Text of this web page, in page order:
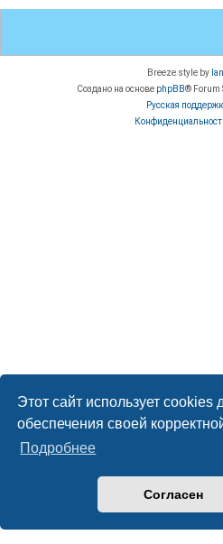
Этот сайт использует cookies
обеспечения своей
Подробнее
Согласен
Breeze style by
Создано на основе phpBB® Forum
Русская